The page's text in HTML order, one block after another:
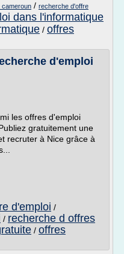
cameroun / recherche d'offre
dans l'informatique
/ offres
d'emploi
les offres d'emploi
gratuitement une
recruter à Nice grâce à
d'emploi /
/ recherche d offres
/ offres